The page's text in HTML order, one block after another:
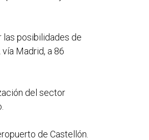
posibilidades de
Madrid, a 86
del sector
de Castellón.